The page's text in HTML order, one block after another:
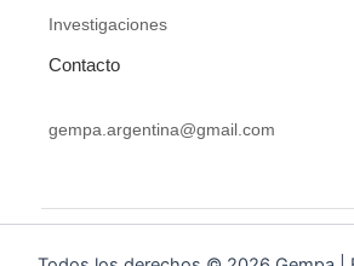
Investigaciones
Contacto
gempa.argentina@gmail.com​